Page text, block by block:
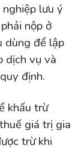
lưu ý
nộp ở
dùng để lập
dịch vụ và
định.
khấu trừ
giá trị gia
trừ khi